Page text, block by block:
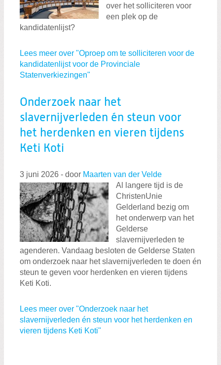
over het solliciteren voor
een plek op de
kandidatenlijst?
Lees meer over "Oproep om te solliciteren voor de
kandidatenlijst voor de Provinciale
Statenverkiezingen"
Onderzoek naar het
slavernijverleden én steun voor
het herdenken en vieren tijdens
Keti Koti
3 juni 2026 - door Maarten van der Velde
Al langere tijd is de
ChristenUnie
Gelderland bezig om
het onderwerp van het
Gelderse
slavernijverleden te
agenderen. Vandaag besloten de Gelderse Staten
om onderzoek naar het slavernijverleden te doen én
steun te geven voor herdenken en vieren tijdens
Keti Koti.
Lees meer over "Onderzoek naar het
slavernijverleden én steun voor het herdenken en
vieren tijdens Keti Koti"